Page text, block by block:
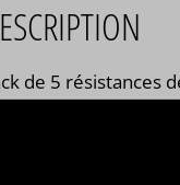
de 5 résistances
3, EVOD 2,
en 1.0,